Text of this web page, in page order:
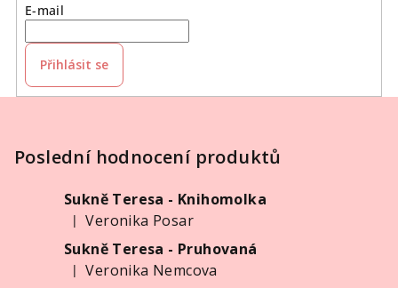
E-mail
Přihlásit se
Poslední hodnocení produktů
Sukně Teresa - Knihomolka
Hodnocení produktu je 5 z 5 hvězdiček.
|
Veronika Posar
Sukně Teresa - Pruhovaná
Hodnocení produktu je 5 z 5 hvězdiček.
|
Veronika Nemcova